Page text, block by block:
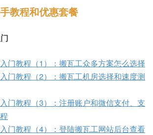
To Affordability
the days when Bandwagon
one of the most affordable VPS
ever. One way or the other you
days to come back. We all do—
great times!Things have changed
have grown a lot. We stopped
on price and instead focused on
教程和优惠套餐
门教程（1）：搬瓦工众多方案怎么选择
门教程（2）：搬瓦工机房选择和速度测
门教程（3）：注册账户和微信支付、支
门教程（4）：登陆搬瓦工网站后台查看